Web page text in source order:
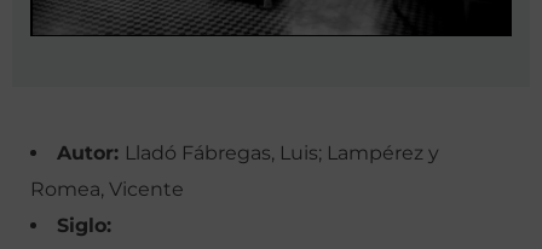
Autor: Lladó Fábregas, Luis; Lampérez y
Romea, Vicente
Siglo: